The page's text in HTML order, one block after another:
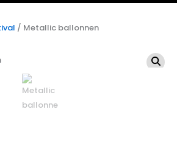
Bekijk ons aanbod.
/ Metallic ballonnen